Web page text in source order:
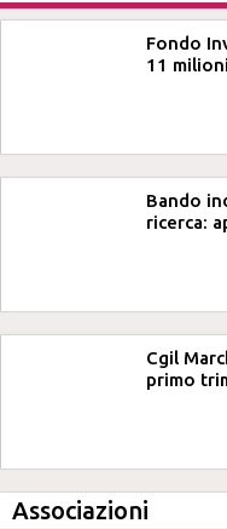
Fondo
11
Bando
ricerca:
Cgil
primo
Associazioni